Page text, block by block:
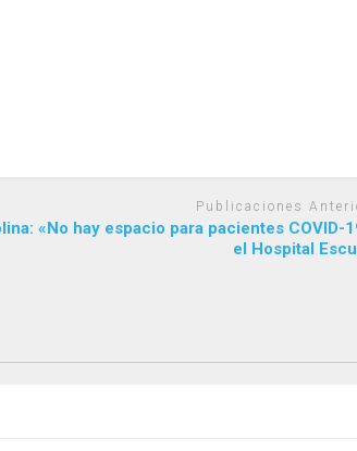
Publicaciones
«No hay espacio para pacientes COVID-
el Hospital